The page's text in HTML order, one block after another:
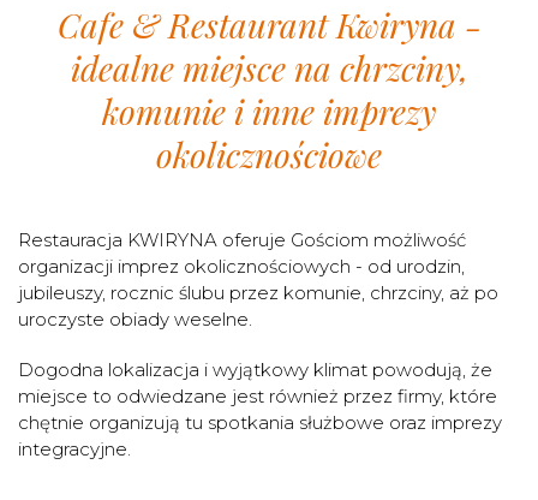
Cafe & Restaurant Kwiryna -
idealne miejsce na chrzciny,
komunie i inne imprezy
okolicznościowe
Restauracja KWIRYNA oferuje Gościom możliwość
organizacji imprez okolicznościowych - od urodzin,
jubileuszy, rocznic ślubu przez komunie, chrzciny, aż po
uroczyste obiady weselne.
Dogodna lokalizacja i wyjątkowy klimat powodują, że
miejsce to odwiedzane jest również przez firmy, które
chętnie organizują tu spotkania służbowe oraz imprezy
integracyjne.